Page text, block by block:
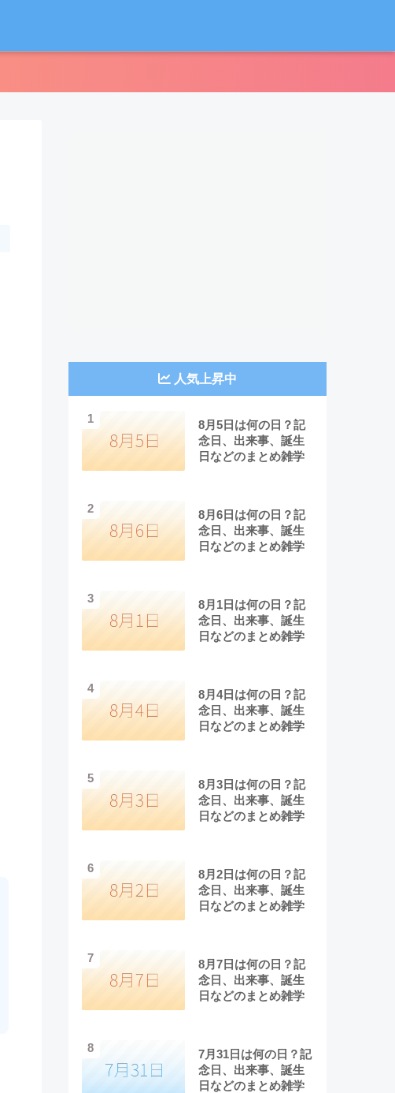
人気上昇中
1
8月5日は何の日？記
念日、出来事、誕生
日などのまとめ雑学
2
8月6日は何の日？記
念日、出来事、誕生
日などのまとめ雑学
3
8月1日は何の日？記
念日、出来事、誕生
日などのまとめ雑学
4
8月4日は何の日？記
念日、出来事、誕生
日などのまとめ雑学
5
8月3日は何の日？記
念日、出来事、誕生
日などのまとめ雑学
6
8月2日は何の日？記
念日、出来事、誕生
日などのまとめ雑学
7
8月7日は何の日？記
念日、出来事、誕生
日などのまとめ雑学
8
7月31日は何の日？記
念日、出来事、誕生
日などのまとめ雑学